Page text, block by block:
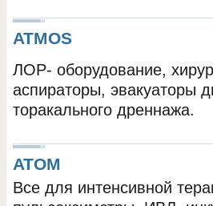
ATMOS
ЛОР- оборудование,
аспираторы, эвакуаторы
торакального дреннажа.
ATOM
Все для интенсивной